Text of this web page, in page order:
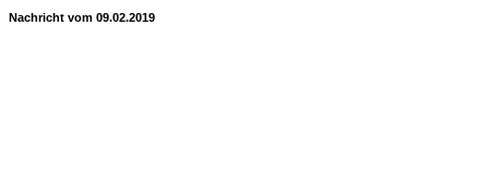
Nachricht vom 09.02.2019